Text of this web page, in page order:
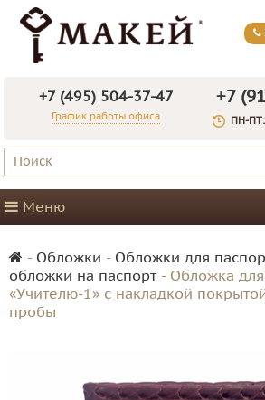
+7 (495) 504-37-47
График работы офиса
+7
ПН-
Меню
- Обложки - Обложки для
обложки на паспорт - Обложка
«Учителю-1» с накладкой
пробы